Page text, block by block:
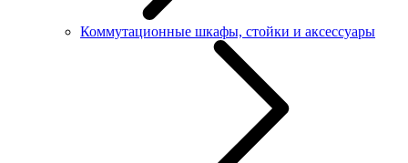
Коммутационные шкафы, стойки и аксессуары